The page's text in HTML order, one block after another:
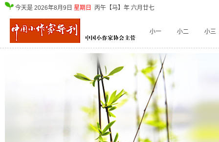
今天是 2026年8月9日 星期日 丙午【马】年 六月廿七
小一 小二 小三